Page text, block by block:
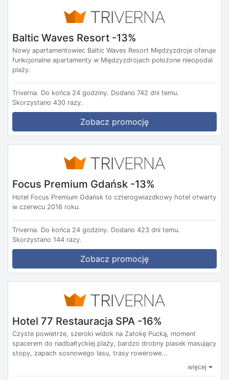
Baltic Waves Resort -13%
Nowy apartamentowiec Baltic Waves Resort Międzyzdroje oferuje
funkcjonalne apartamenty w Międzyzdrojach położone nieopodal
plaży.
Triverna. Do końca 24 godziny. Dodano 742 dni temu.
Skorzystano 430 razy.
Zobacz promocję
Focus Premium Gdańsk -13%
Hotel Focus Premium Gdańsk to czterogwiazdkowy hotel otwarty
w czerwcu 2016 roku.
Triverna. Do końca 24 godziny. Dodano 423 dni temu.
Skorzystano 144 razy.
Zobacz promocję
Hotel 77 Restauracja SPA -16%
Czyste powietrze, szeroki widok na Zatokę Pucką, moment
spacerem do nadbałtyckiej plaży, bardzo drobny piasek masujący
stopy, zapach sosnowego lasu, trasy rowerowe...
więcej